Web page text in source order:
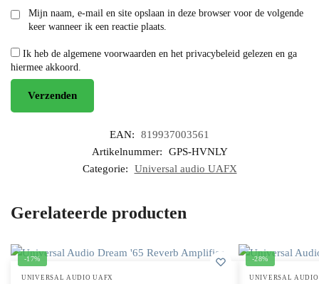
Mijn naam, e-mail en site opslaan in deze browser voor de volgende
keer wanneer ik een reactie plaats.
Ik heb de algemene voorwaarden en het privacybeleid gelezen en ga
hiermee akkoord.
EAN:
819937003561
Artikelnummer:
GPS-HVNLY
Categorie:
Universal audio UAFX
Gerelateerde producten
-17%
UNIVERSAL AUDIO UAFX
-28%
UNIVERSAL